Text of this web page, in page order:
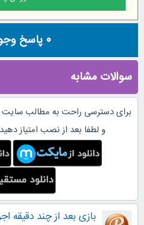
0 پاسخ
سوالات مشابه
برای دسترسی راحت به مطالب سایت
و لطفا بعد از نصب امتیاز
بازی بعد از چند دقیقه